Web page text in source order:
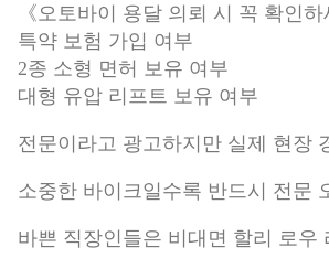
《오토바이 용달 의뢰 시 꼭 확인하
특약 보험 가입 여부
2종 소형 면허 보유 여부
대형 유압 리프트 보유 여부
전문이라고 광고하지만 실제 현장
소중한 바이크일수록 반드시 전문
바쁜 직장인들은 비대면 할리 로우